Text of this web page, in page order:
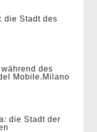
die Stadt des
des
Mobile.Milano
die Stadt der